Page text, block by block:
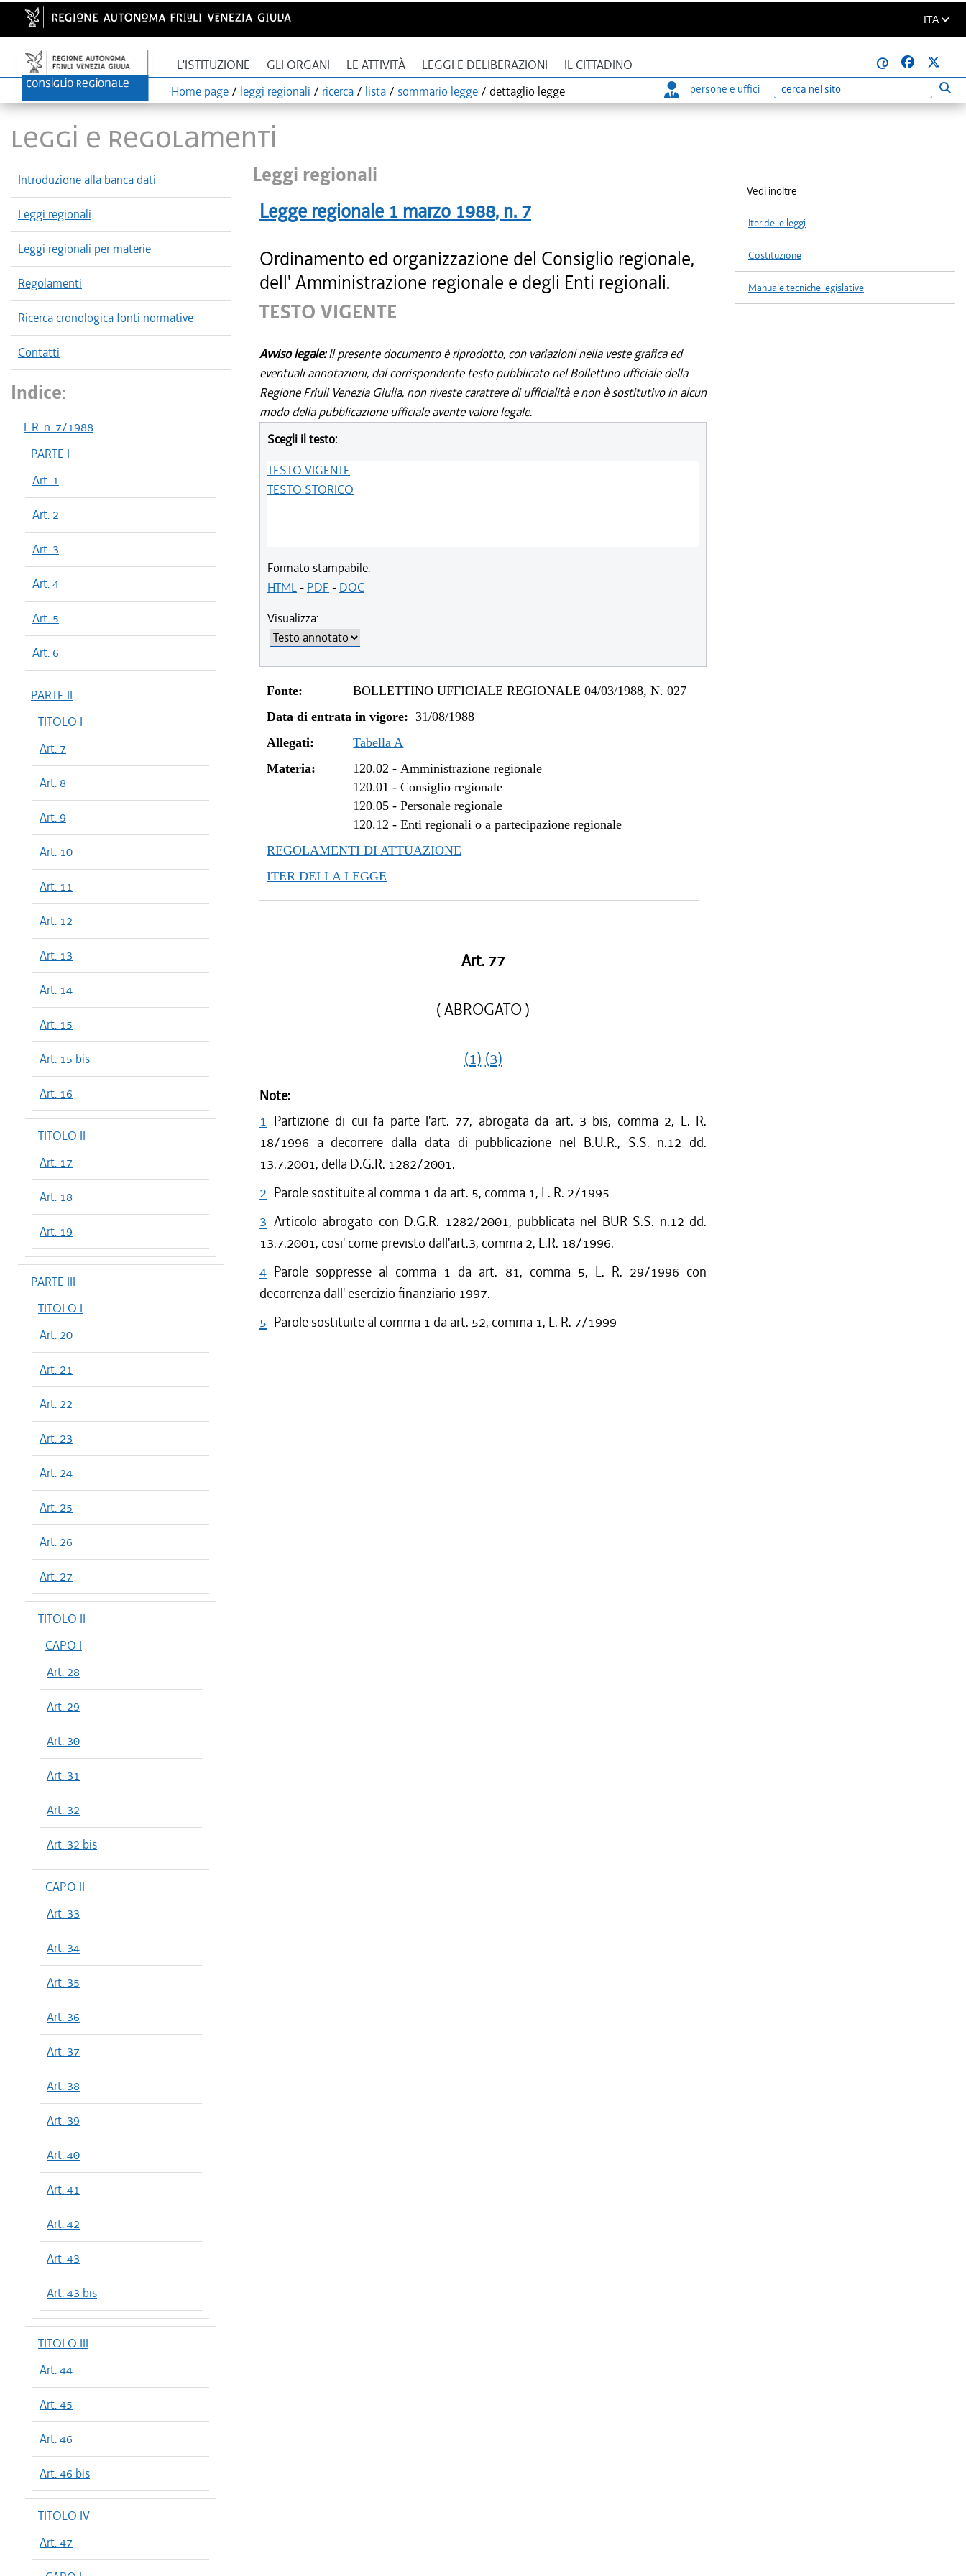
ITA
L'ISTITUZIONE GLI ORGANI LE ATTIVITÀ LEGGI E DELIBERAZIONI IL CITTADINO
@
Home page / leggi regionali / ricerca / lista / sommario legge / dettaglio legge persone e uffici
Ricerca
LEGGI E REGOLAMENTI
Introduzione alla banca dati
Leggi regionali
Leggi regionali per materie
Regolamenti
Ricerca cronologica fonti normative
Contatti
Indice:
L.R. n. 7/1988
PARTE I
Art. 1
Art. 2
Art. 3
Art. 4
Art. 5
Art. 6
PARTE II
TITOLO I
Art. 7
Art. 8
Art. 9
Art. 10
Art. 11
Art. 12
Art. 13
Art. 14
Art. 15
Art. 15 bis
Art. 16
TITOLO II
Art. 17
Art. 18
Art. 19
PARTE III
TITOLO I
Art. 20
Art. 21
Art. 22
Art. 23
Art. 24
Art. 25
Art. 26
Art. 27
TITOLO II
CAPO I
Art. 28
Art. 29
Art. 30
Art. 31
Art. 32
Art. 32 bis
CAPO II
Art. 33
Art. 34
Art. 35
Art. 36
Art. 37
Art. 38
Art. 39
Art. 40
Art. 41
Art. 42
Art. 43
Art. 43 bis
TITOLO III
Art. 44
Art. 45
Art. 46
Art. 46 bis
TITOLO IV
Art. 47
Leggi regionali
Legge regionale 1 marzo 1988, n. 7
Ordinamento ed organizzazione del Consiglio regionale,
dell' Amministrazione regionale e degli Enti regionali.
TESTO VIGENTE
Avviso legale:Il presente documento è riprodotto, con variazioni nella veste grafica ed
eventuali annotazioni, dal corrispondente testo pubblicato nel Bollettino ufficiale della
Regione Friuli Venezia Giulia, non riveste carattere di ufficialità e non è sostitutivo in alcun
modo della pubblicazione ufficiale avente valore legale.
Scegli il testo:
TESTO VIGENTE
TESTO STORICO
Formato stampabile:
HTML- PDF - DOC
Visualizza:
Fonte:
BOLLETTINO UFFICIALE REGIONALE 04/03/1988, N. 027
Data di entrata in vigore: 31/08/1988
Allegati:
Tabella A
Materia:
120.02 -Amministrazione regionale
120.01 -Consiglio regionale
120.05 -Personale regionale
120.12 -Enti regionali o a partecipazione regionale
REGOLAMENTI DI ATTUAZIONE
ITER DELLA LEGGE
Art. 77
( ABROGATO )
(1) (3)
Note:
1 Partizione di cui fa parte l'art. 77, abrogata da art. 3 bis, comma 2, L. R.
18/1996 a decorrere dalla data di pubblicazione nel B.U.R., S.S. n.12 dd.
13.7.2001, della D.G.R. 1282/2001.
2 Parole sostituite al comma 1 da art. 5, comma 1, L. R. 2/1995
3 Articolo abrogato con D.G.R. 1282/2001, pubblicata nel BUR S.S. n.12 dd.
13.7.2001, cosi' come previsto dall'art.3, comma 2, L.R. 18/1996.
4 Parole soppresse al comma 1 da art. 81, comma 5, L. R. 29/1996 con
decorrenza dall' esercizio finanziario 1997.
5 Parole sostituite al comma 1 da art. 52, comma 1, L. R. 7/1999
Vedi inoltre
Iter delle leggi
Costituzione
Manuale tecniche legislative